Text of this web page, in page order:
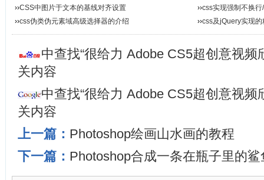
››CSS中图片于文本的基线对齐设置 ››css实现强制不换
››css伪类伪元素域高级选择器的介绍 ››css及jQuery实现
中查找“很给力 Adobe CS5超创意视频
关内容
中查找“很给力 Adobe CS5超创意视频
关内容
上一篇： Photoshop绘画山水画的教程
下一篇： Photoshop合成一条在瓶子里的鲨